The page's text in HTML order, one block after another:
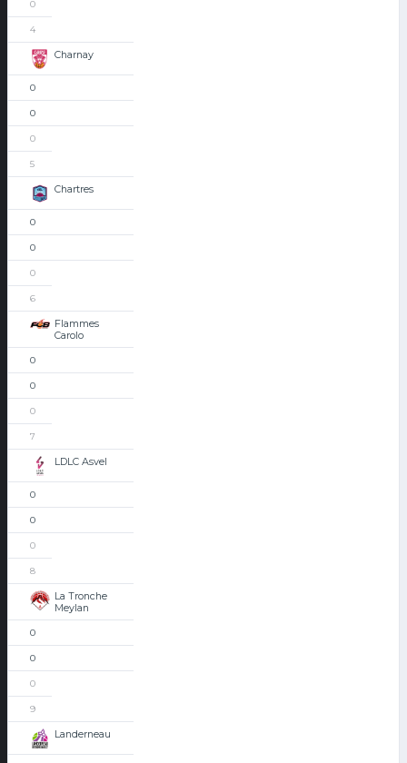
0
4
Charnay
0
0
0
5
Chartres
0
0
0
6
Flammes
Carolo
0
0
0
7
LDLC Asvel
0
0
0
8
La Tronche
Meylan
0
0
0
9
Landerneau